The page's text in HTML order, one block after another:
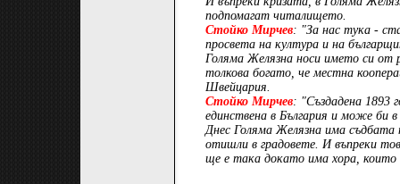
подпомагат читалището.
Стойко Мирчев: "За нас тука -
просвета на култура и на
Голяма Желязна носи името си от
толкова богато, че местна
Швейцария.
Стойко Мирчев: "Създадена 1893
единствена в България и може би
Днес Голяма Желязна има съдбата
отишли в градовете. И въпреки
ще е така докато има хора,